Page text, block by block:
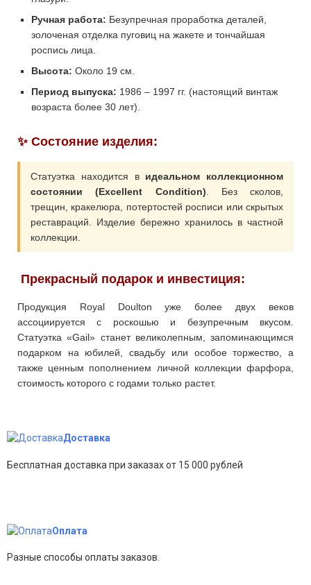
Ручная работа: Безупречная проработка деталей,
золоченая отделка пуговиц на жакете и тончайшая
роспись лица.
Высота: Около 19 см.
Период выпуска: 1986 – 1997 гг. (настоящий винтаж
возраста более 30 лет).
✨ Состояние изделия:
Статуэтка находится в идеальном коллекционном
состоянии (Excellent Condition) . Без сколов,
трещин, кракелюра, потертостей росписи или скрытых
реставраций. Изделие бережно хранилось в частной
коллекции.
Прекрасный подарок и инвестиция:
Продукция Royal Doulton уже более двух веков
ассоциируется с роскошью и безупречным вкусом.
Статуэтка «Gail» станет великолепным, запоминающимся
подарком на юбилей, свадьбу или особое торжество, а
также ценным пополнением личной коллекции фарфора,
стоимость которого с годами только растет.
Доставка
Бесплатная доставка при заказах от 15 000 рублей
Оплата
Разные способы оплаты заказов.